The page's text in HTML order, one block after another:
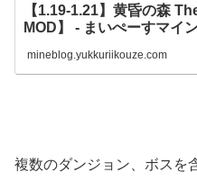
【1.19-1.21】黄昏の森
MOD】 - まいぺーすマイ
mineblog.yukkuriikouze.com
複数のダンジョン、ボスを